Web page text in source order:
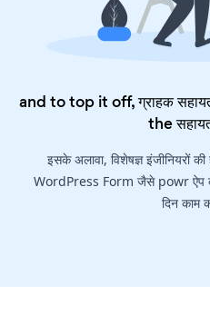
and to top it off, ग्राहक
the
इसके अलावा, विशेषज्ञ इंजीनियरों
WordPress Form जैसे powr ऐप
दिन काम